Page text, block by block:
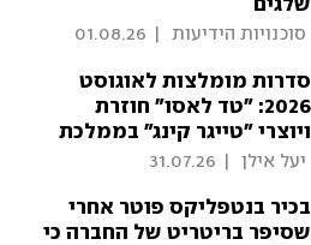
שלגים
סוכנויות הידיעות 01.08.26
סדרות מומלצות לאוגוסט
2026: "טד לאסו" חוזרת
ויוצרי "טייגר קינג" בממלכת
הזוחלים
יעל אילן 31.07.26
בכיר בנטפליקס פוטר אחרי
שסיפר בריטריט של החברה כי